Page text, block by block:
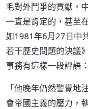
毛對外鬥爭的貢獻，
一直是肯定的，甚至
如1981年6月27日中
若干歷史問題的決議
事務有這樣一段評語：
「他晚年仍然警覺地
會帝國主義的壓力，